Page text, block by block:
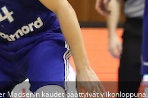
Madsenin kaudet päättyivät viikonloppuna.